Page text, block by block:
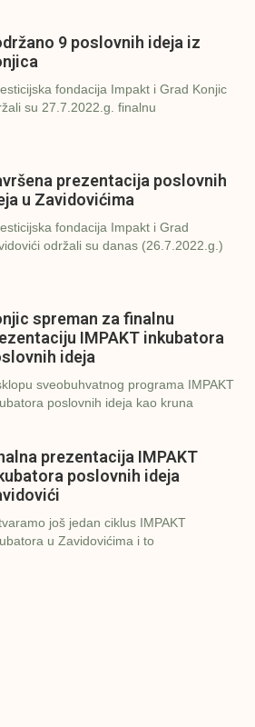
9 poslovnih ideja iz
fondacija Impakt i Grad Konjic
su 27.7.2022.g. finalnu
prezentacija poslovnih
u Zavidovićima
fondacija Impakt i Grad
održali su danas (26.7.2022.g.)
spreman za finalnu
IMPAKT inkubatora
ideja
sveobuhvatnog programa IMPAKT
poslovnih ideja kao kruna
prezentacija IMPAKT
poslovnih ideja
još jedan ciklus IMPAKT
u Zavidovićima i to